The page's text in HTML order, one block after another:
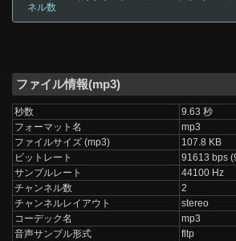
ネル数
ファイル情報(mp3)
秒数
9.63 秒
フォーマット名
mp3
ファイルサイズ (mp3)
107.8 KB
ビットレート
91613 bps
サンプルレート
44100 Hz
チャンネル数
2
チャンネルレイアウト
stereo
コーデック名
mp3
音声サンプル形式
fltp